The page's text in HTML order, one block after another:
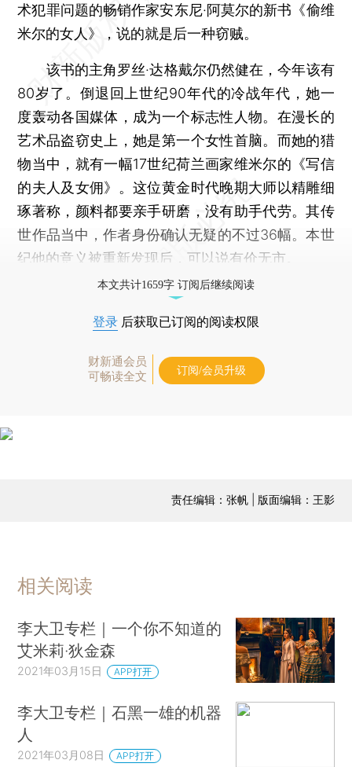
术犯罪问题的畅销作家安东尼·阿莫尔的新书《偷维
米尔的女人》，说的就是后一种窃贼。
该书的主角罗丝·达格戴尔仍然健在，今年该有
80岁了。倒退回上世纪90年代的冷战年代，她一
度轰动各国媒体，成为一个标志性人物。在漫长的
艺术品盗窃史上，她是第一个女性首脑。而她的猎
物当中，就有一幅17世纪荷兰画家维米尔的《写信
的夫人及女佣》。这位黄金时代晚期大师以精雕细
琢著称，颜料都要亲手研磨，没有助手代劳。其传
世作品当中，作者身份确认无疑的不过36幅。本世
纪他的意义被重新发现后，可以说有价无市。
本文共计1659字 订阅后继续阅读
登录 后获取已订阅的阅读权限
财新通会员
可畅读全文
订阅/会员升级
责任编辑：张帆 | 版面编辑：王影
相关阅读
李大卫专栏｜一个你不知道的
艾米莉·狄金森
2021年03月15日 APP打开
李大卫专栏｜石黑一雄的机器
人
2021年03月08日 APP打开